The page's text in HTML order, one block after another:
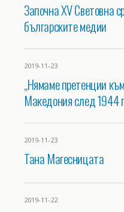
Започна XV Световна
българските медии
2019-11-23
„Нямаме претенции
Македония след 1944
2019-11-23
Тана Магесницата
2019-11-22